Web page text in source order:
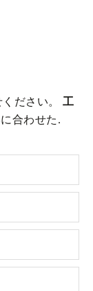
ださい。 工
合わせた.